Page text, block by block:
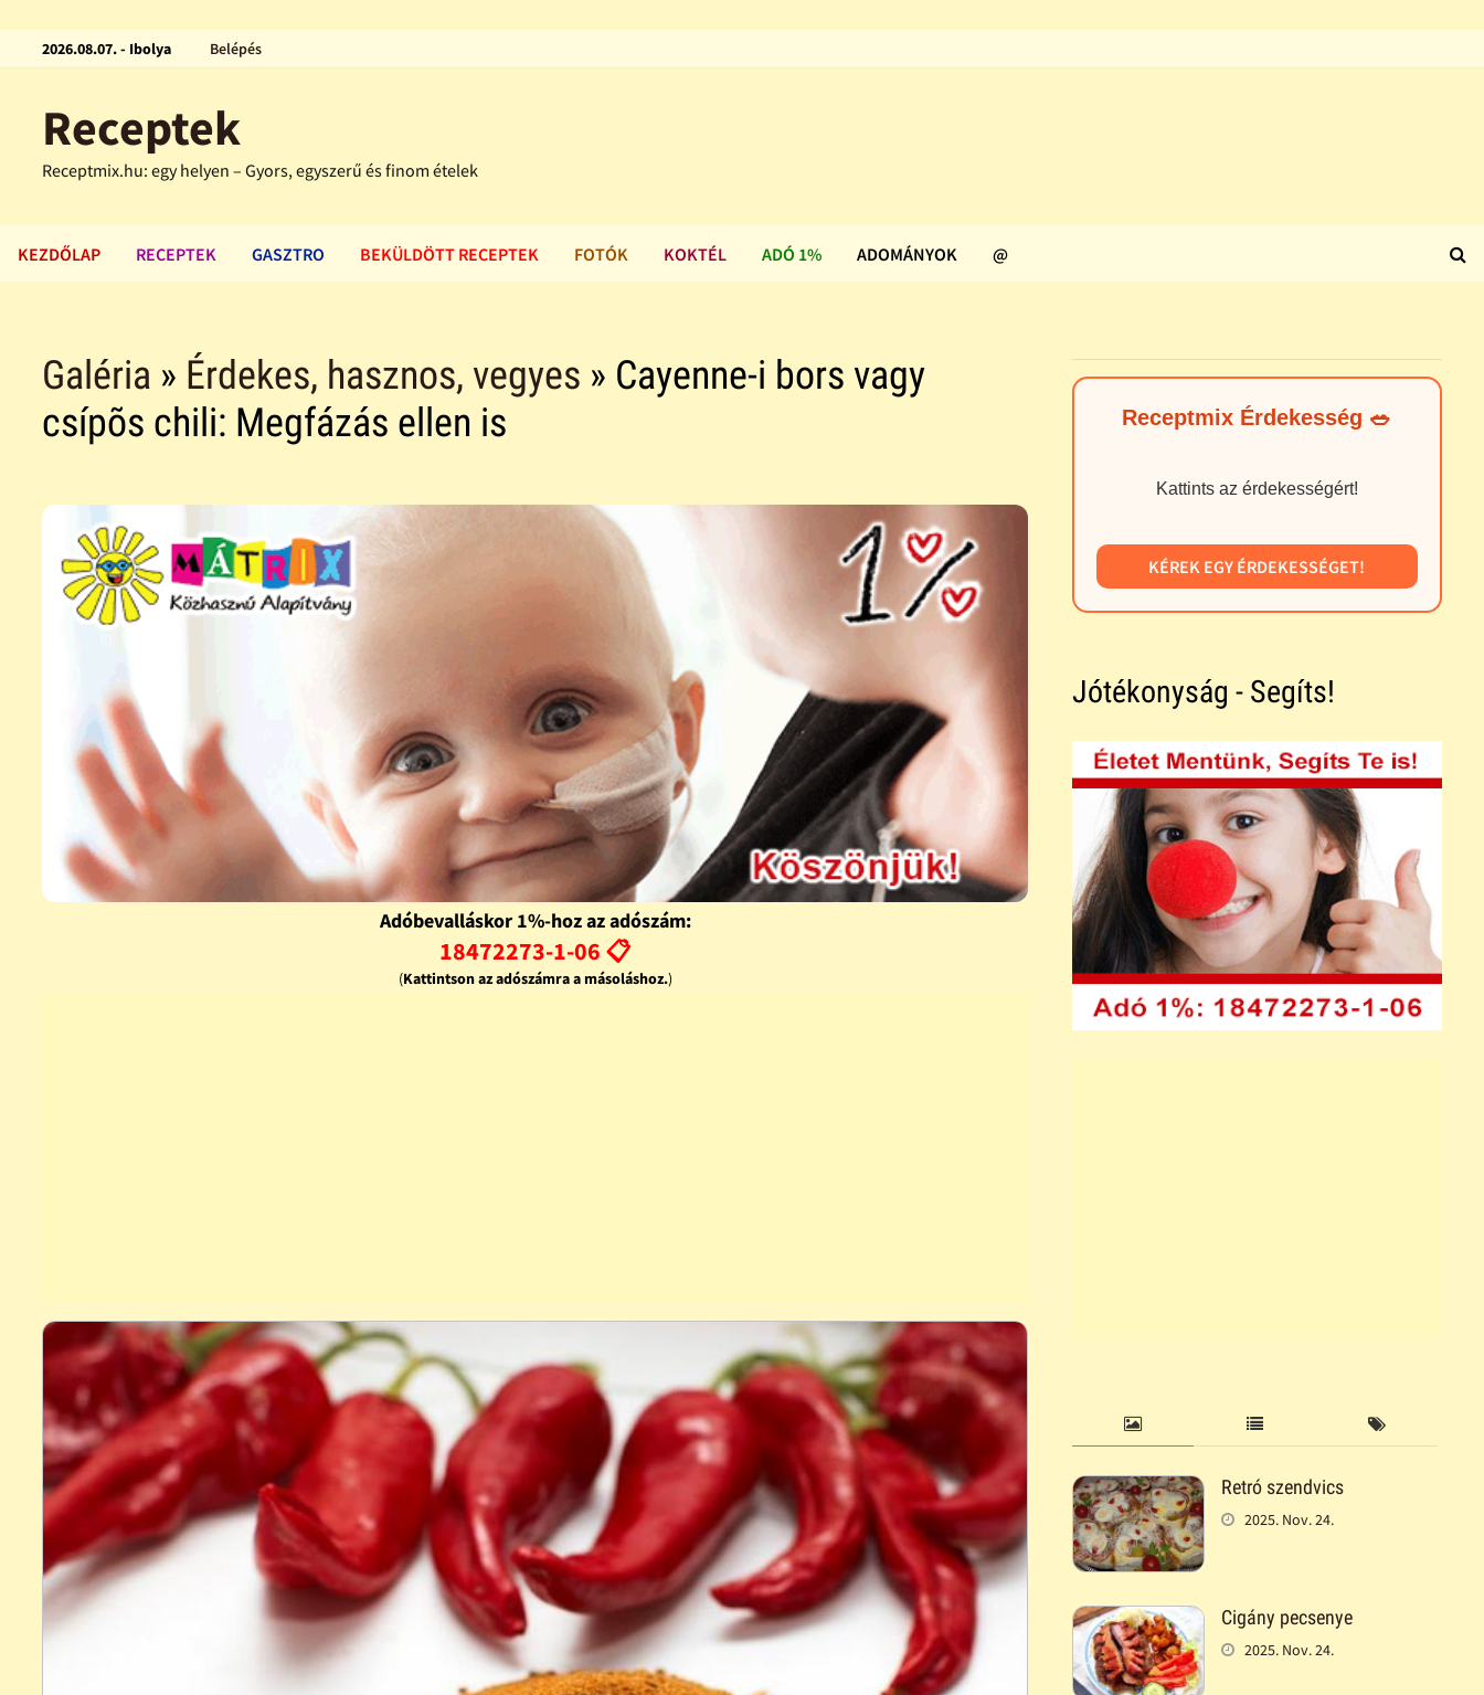
2026.08.07. - Ibolya Belépés
Receptek
Receptmix.hu: egy helyen – Gyors, egyszerű és finom ételek
KEZDŐLAP RECEPTEK GASZTRO BEKÜLDÖTT RECEPTEK FOTÓK KOKTÉL ADÓ 1% ADOMÁNYOK @
Galéria » Érdekes, hasznos, vegyes » Cayenne-i bors vagy
csípõs chili: Megfázás ellen is
Adóbevalláskor 1%-hoz az adószám:
18472273-1-06 📋
(Kattintson az adószámra a másoláshoz.)
Receptmix Érdekesség 🥗
Kattints az érdekességért!
KÉREK EGY ÉRDEKESSÉGET!
Jótékonyság - Segíts!
Retró szendvics
2025. Nov. 24.
Cigány pecsenye
2025. Nov. 24.